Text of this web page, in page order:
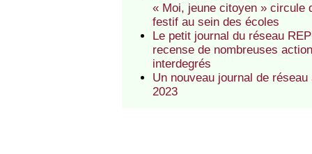
« Moi, jeune citoyen » circule
festif au sein des écoles
Le petit journal du réseau
recense de nombreuses
interdegrés
Un nouveau journal de
2023